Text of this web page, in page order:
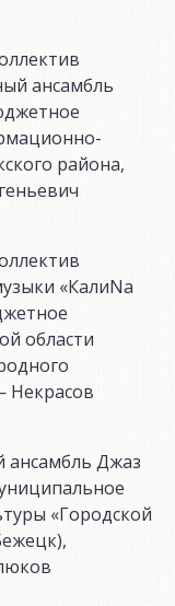
ансамбль
района,
«КалиNа
области
Некрасов
ансамбль Джаз
«Городской